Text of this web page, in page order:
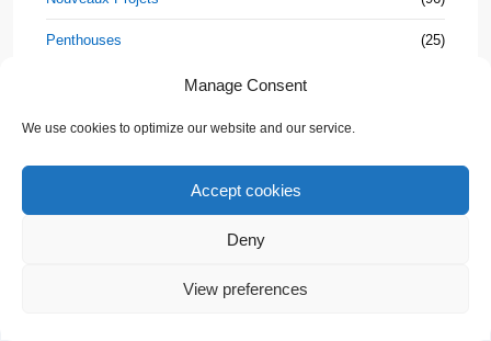
Manage Consent
We use cookies to optimize our website and our service.
Accept cookies
Deny
View preferences
Penthouses (25)
Studios
Villa Jumelée (3)